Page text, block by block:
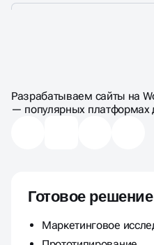
САЙТА-
Разрабатываем сайты на
— популярных платформах
Готовое решение
Маркетинговое